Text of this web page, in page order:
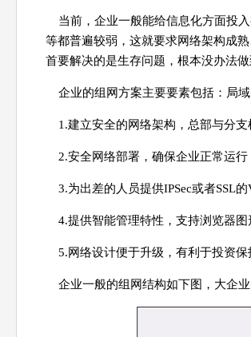
当前，企业一般能给信息化方面投
等都普遍较弱，这就要求网络架构成
首要解决的是生存问题，根本没办法
企业的组网方案主要要素包括：局
1.建立安全的网络架构，总部与分支
2.安全网络部署，确保企业正常运行
3.为出差的人员提供IPSec或者SSL的
4.提供智能管理特性，支持浏览器图
5.网络设计便于升级，有利于投资保
企业一般的组网结构如下图，大企